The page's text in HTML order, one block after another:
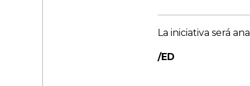
La iniciativa será
/ED